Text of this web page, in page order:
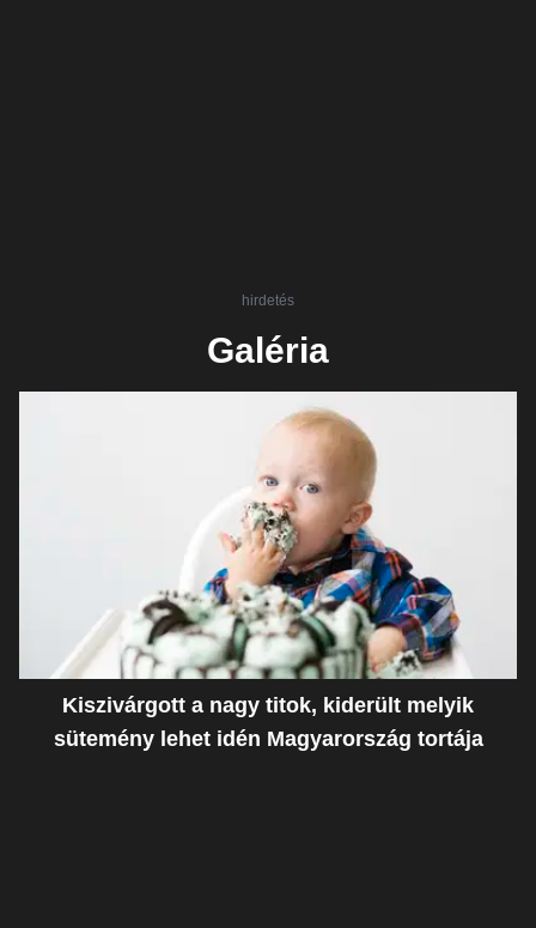
hirdetés
Galéria
Kiszivárgott a nagy titok, kiderült melyik
sütemény lehet idén Magyarország tortája